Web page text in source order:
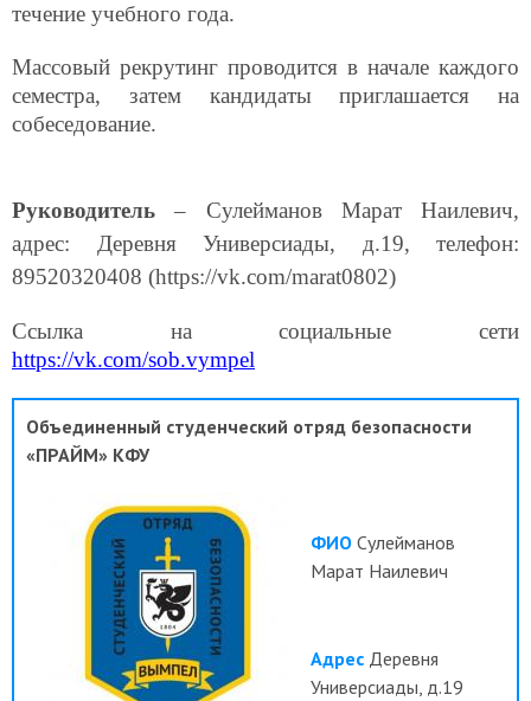
течение учебного года.
Массовый рекрутинг проводится в начале каждого
семестра, затем кандидаты приглашается на
собеседование.
Руководитель – Сулейманов Марат Наилевич,
адрес: Деревня Универсиады, д.19, телефон:
89520320408 (https://vk.com/marat0802)
Ссылка на социальные сети
https://vk.com/sob.vympel
Объединенный студенческий отряд безопасности
«ПРАЙМ» КФУ
ФИО Сулейманов
Марат Наилевич
Адрес Деревня
Универсиады, д.19